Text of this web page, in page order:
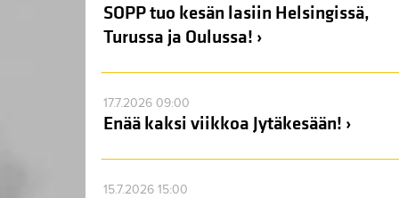
SOPP tuo kesän lasiin Helsingissä,
Turussa ja Oulussa! ›
17.7.2026 09:00
Enää kaksi viikkoa Jytäkesään! ›
15.7.2026 15:00